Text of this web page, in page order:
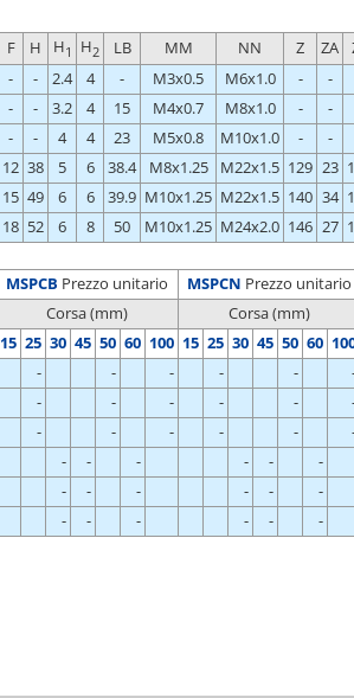
F H H1 H2 LB MM NN Z ZA
- - 2.4 4 - M3x0.5 M6x1.0 - -
- - 3.2 4 15 M4x0.7 M8x1.0 - -
- - 4 4 23 M5x0.8 M10x1.0 - -
12 38 5 6 38.4 M8x1.25 M22x1.5 129 23
15 49 6 6 39.9 M10x1.25 M22x1.5 140 34
18 52 6 8 50 M10x1.25 M24x2.0 146 27
MSPCB Prezzo unitario MSPCN Prezzo unitario
Corsa (mm)
Corsa (mm)
15 25 30 45 50 60 100 15 25 30 45 50 60
- - - - -
- - - - -
- - - - -
- - - - -
-
- - - - -
-
- - - - - -